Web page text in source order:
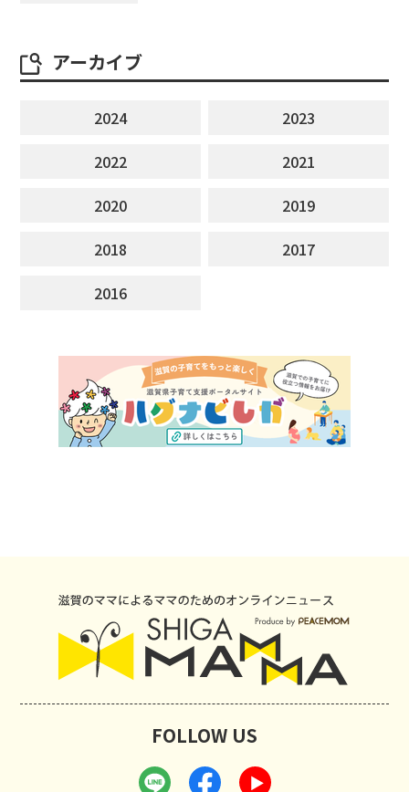
アーカイブ
2024
2023
2022
2021
2020
2019
2018
2017
2016
FOLLOW US